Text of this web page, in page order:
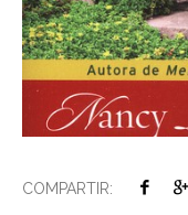
COMPARTIR: